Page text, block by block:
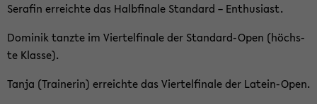
Sera­fin er­reich­te das Halb­fi­na­le Stan­dard – En­thu­si­ast.
Do­mi­nik tanz­te im Vier­tel­fi­na­le der Standard-​Open (höchs­
te Klas­se).
Tanja (Trai­ne­rin) er­reich­te das Vier­tel­fi­na­le der Latein-​Open.